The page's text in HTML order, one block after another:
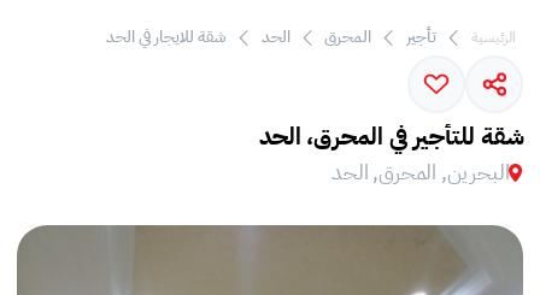
الرئيسية تأجير المحرق الحد شقة للايجار في الحد
شقة للتأجير في المحرق، الحد
البحرين, المحرق, الحد